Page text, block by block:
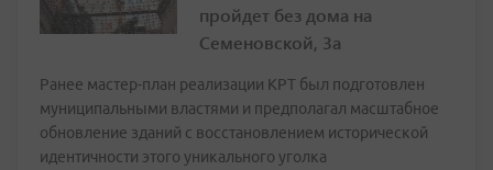
пройдет без дома на
Семеновской, 3а
Ранее мастер-план реализации КРТ был подготовлен
муниципальными властями и предполагал масштабное
обновление зданий с восстановлением исторической
идентичности этого уникального уголка